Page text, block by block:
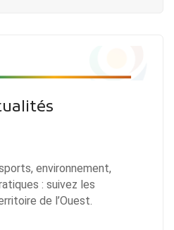
environnement,
: suivez les
de l’Ouest.